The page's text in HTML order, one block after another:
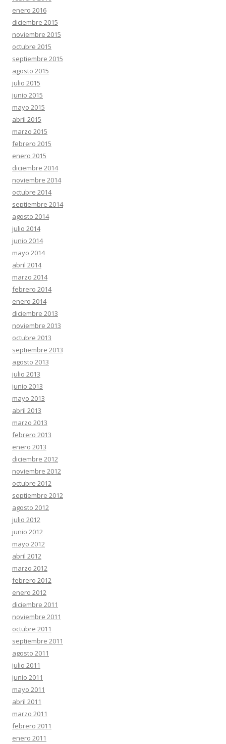
enero 2016
diciembre 2015
noviembre 2015
octubre 2015
septiembre 2015
agosto 2015
julio 2015
junio 2015
mayo 2015
abril 2015
marzo 2015
febrero 2015
enero 2015
diciembre 2014
noviembre 2014
octubre 2014
septiembre 2014
agosto 2014
julio 2014
junio 2014
mayo 2014
abril 2014
marzo 2014
febrero 2014
enero 2014
diciembre 2013
noviembre 2013
octubre 2013
septiembre 2013
agosto 2013
julio 2013
junio 2013
mayo 2013
abril 2013
marzo 2013
febrero 2013
enero 2013
diciembre 2012
noviembre 2012
octubre 2012
septiembre 2012
agosto 2012
julio 2012
junio 2012
mayo 2012
abril 2012
marzo 2012
febrero 2012
enero 2012
diciembre 2011
noviembre 2011
octubre 2011
septiembre 2011
agosto 2011
julio 2011
junio 2011
mayo 2011
abril 2011
marzo 2011
febrero 2011
enero 2011